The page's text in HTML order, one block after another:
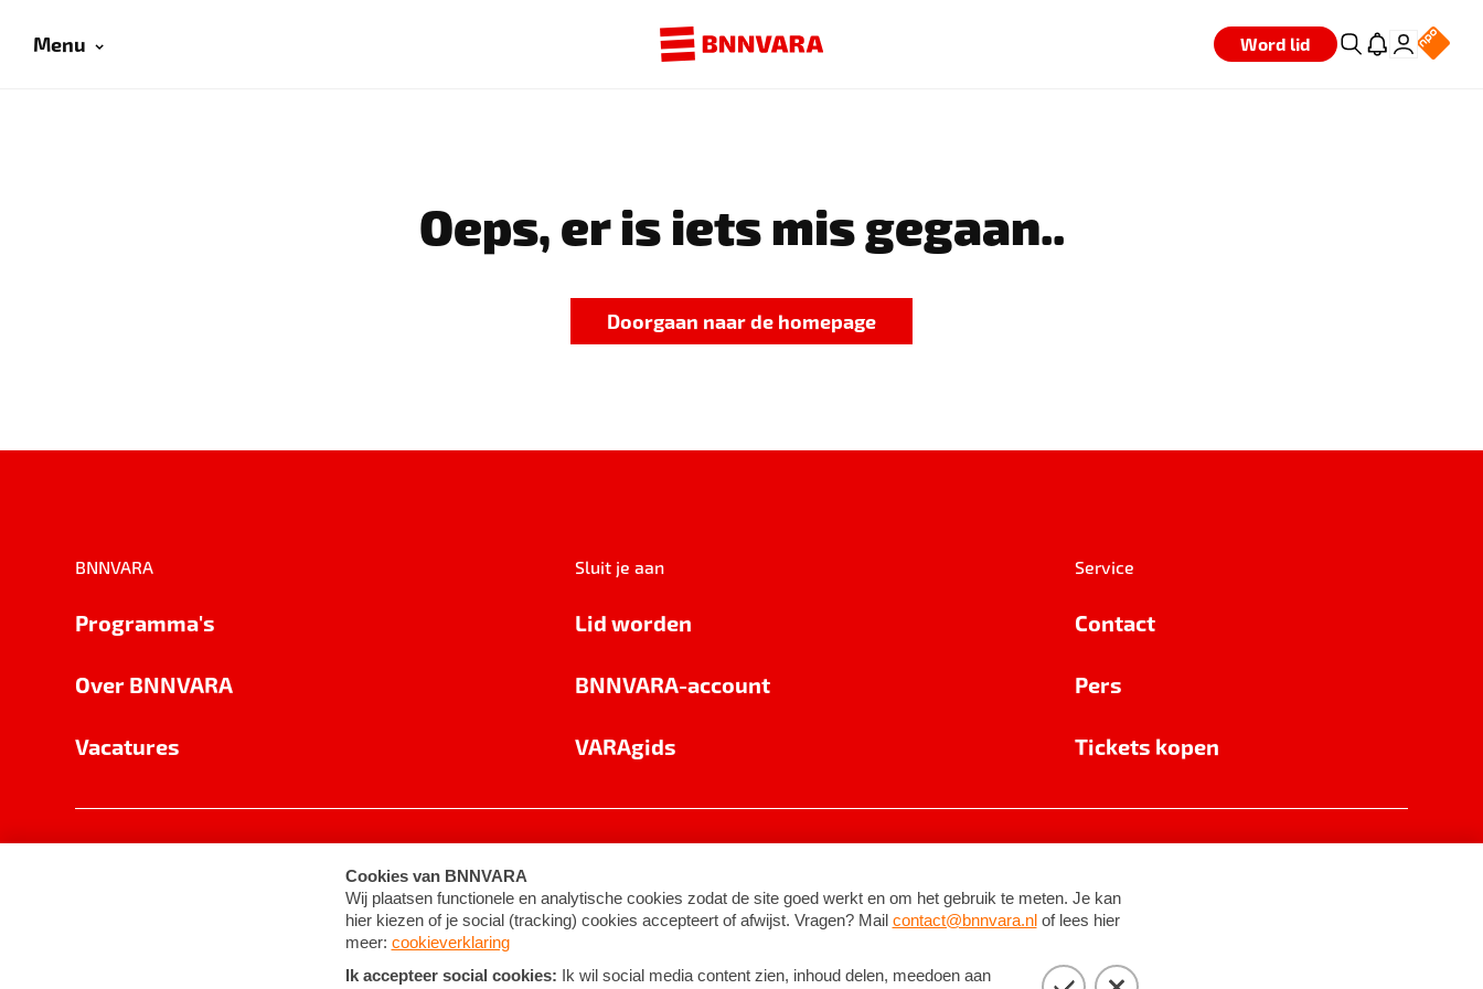
Menu Word lid
Oeps, er is iets mis gegaan..
Doorgaan naar de homepage
BNNVARA
Programma's
Over BNNVARA
Vacatures
Sluit je aan
Lid worden
BNNVARA-account
VARAgids
Service
Contact
Pers
Tickets kopen
Cookie-instellingen Algemene voorwaarden ©2026BNNVARA